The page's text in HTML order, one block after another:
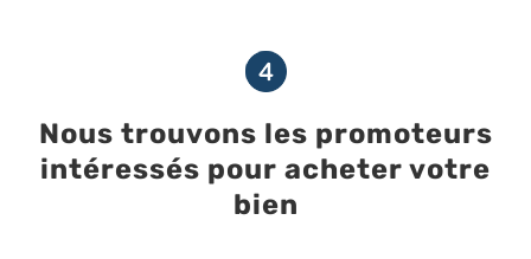
Nous trouvons les promoteurs
intéressés pour acheter votre
bien